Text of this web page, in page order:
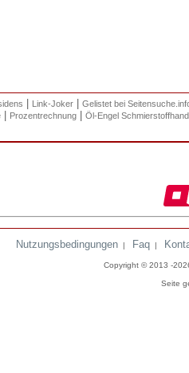
Link-Joker
Gelistet bei
Prozentrechnung Öl-Engel
Nutzungsbedingungen | Faq |
Copyright © 2013 -
Seite